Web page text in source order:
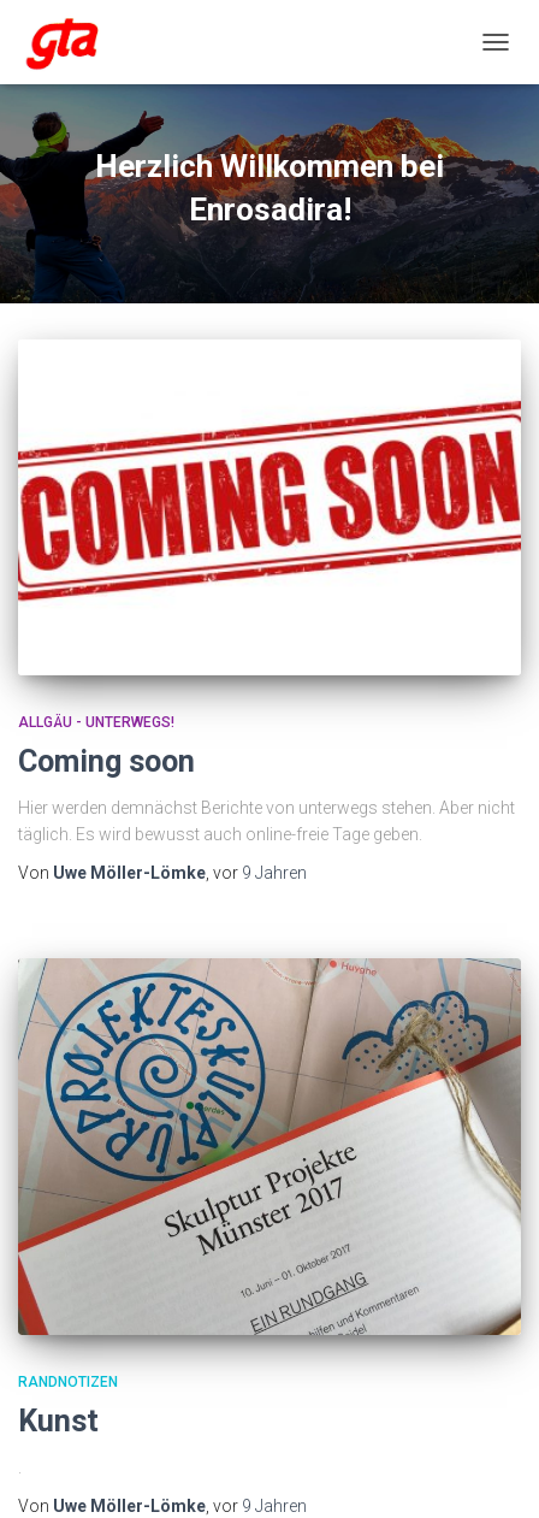
Herzlich Willkommen bei
Enrosadira!
ALLGÄU - UNTERWEGS!
Coming soon
Hier werden demnächst Berichte von unterwegs stehen. Aber nicht
täglich. Es wird bewusst auch online-freie Tage geben.
Von Uwe Möller-Lömke , vor 9 Jahren
RANDNOTIZEN
Kunst
Von Uwe Möller-Lömke , vor 9 Jahren